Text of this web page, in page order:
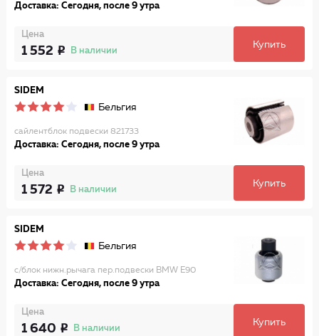
Доставка: Сегодня, после 9 утра
Цена
1 552 В наличии
Купить
SIDEM
Бельгия
сайлентблок подвески 821733
Доставка: Сегодня, после 9 утра
Цена
1 572 В наличии
Купить
SIDEM
Бельгия
с/блок нижн.рычага пер.подвески BMW E90
Доставка: Сегодня, после 9 утра
Цена
1 640 В наличии
Купить